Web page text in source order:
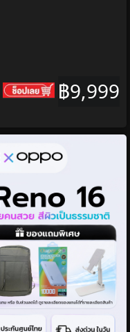
฿9,999